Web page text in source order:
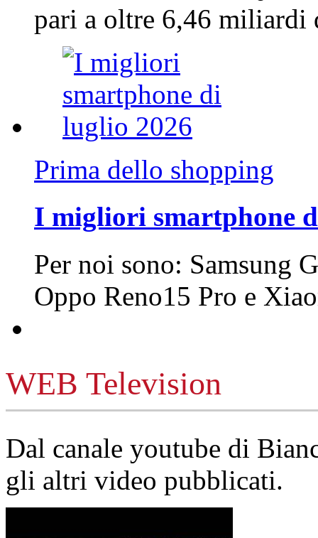
pari a oltre 6,46
Prima dello shopping
I migliori smartphone
Per noi sono: Samsung
Oppo Reno15 Pro e
WEB Television
Dal canale youtube di
gli altri video pubblicati.